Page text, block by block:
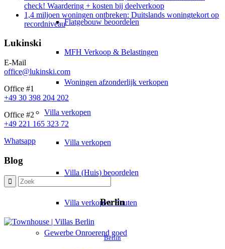
Flatgebouw beoordelen
MFH Verkoop & Belastingen
Woningen afzonderlijk verkopen
Villa verkopen
Villa verkopen
Villa (Huis) beoordelen
Villa verkopen: Fouten
Gewerbe Onroerend goed
check! Waardering + kosten bij deelverkoop
1,4 miljoen woningen ontbreken: Duitslands woningtekort op
recordniveau
Lukinski
E-Mail
office@lukinski.com
Office #1
+49 30 398 204 202
Office #2
+49 221 165 323 72
Whatsapp
Blog
Berlin
Berlin